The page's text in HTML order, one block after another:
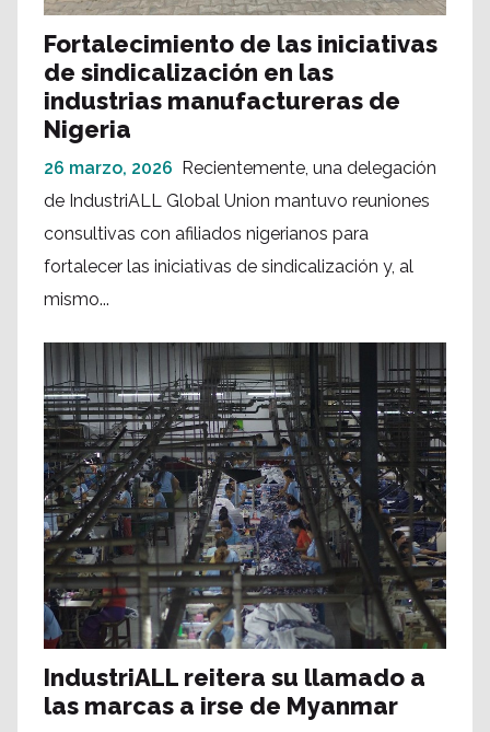
Fortalecimiento de las iniciativas
de sindicalización en las
industrias manufactureras de
Nigeria
26 marzo, 2026 Recientemente, una delegación
de IndustriALL Global Union mantuvo reuniones
consultivas con afiliados nigerianos para
fortalecer las iniciativas de sindicalización y, al
mismo...
IndustriALL reitera su llamado a
las marcas a irse de Myanmar